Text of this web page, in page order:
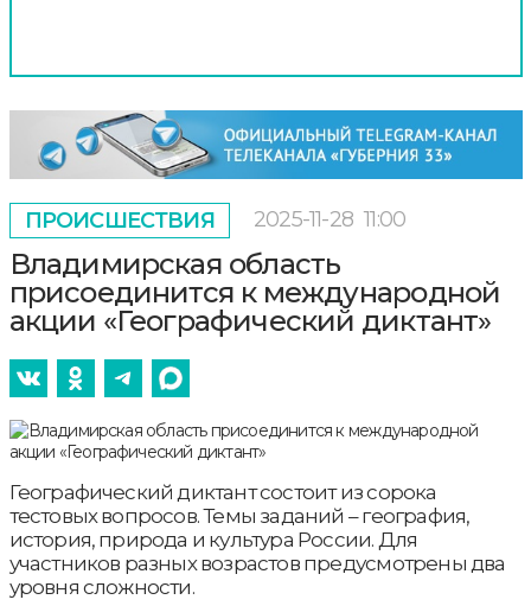
ПРОИСШЕСТВИЯ 2025-11-28 11:00
Владимирская область
присоединится к международной
акции «Географический диктант»
Географический диктант состоит из сорока
тестовых вопросов. Темы заданий – география,
история, природа и культура России. Для
участников разных возрастов предусмотрены два
уровня сложности.